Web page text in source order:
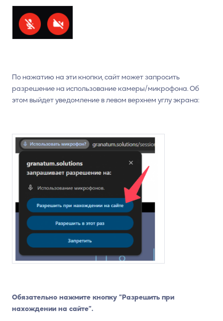
По нажатию на эти кнопки, сайт может запросить
разрешение на использование камеры/микрофона. Об
этом выйдет уведомление в левом верхнем углу экрана:
Обязательно нажмите кнопку “Разрешить при
нахождении на сайте”.